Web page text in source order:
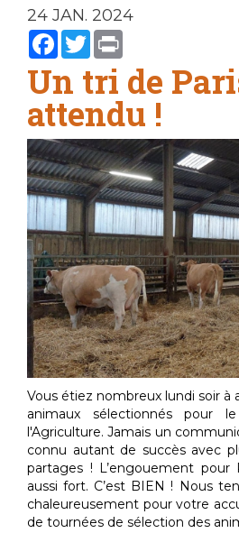
24 JAN. 2024
Facebook
Twitter
Un tri de
attendu !
Vous étiez nombreux lundi soir
animaux sélectionnés pour
l'Agriculture. Jamais un
connu autant de succès avec
partages ! L’engouement pour
aussi fort. C’est BIEN ! Nous
chaleureusement pour votre
de tournées de sélection des